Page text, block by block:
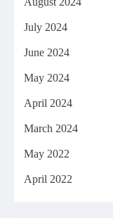
July 2024
June 2024
May 2024
April 2024
March 2024
May 2022
April 2022